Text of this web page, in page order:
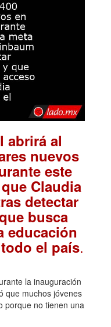
abrirá al
nuevos
este
Claudia
detectar
busca
educación
el país.
la inauguración
que muchos jóvenes
porque no tienen una